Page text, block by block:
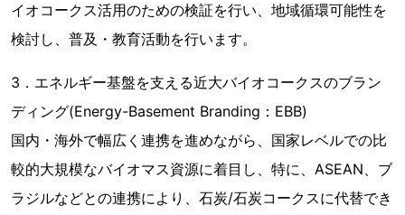
イオコークス活用のための検証を行い、地域循環可能性を
検討し、普及・教育活動を行います。
3．エネルギー基盤を支える近大バイオコークスのブラン
ディング(Energy-Basement Branding：EBB)
国内・海外で幅広く連携を進めながら、国家レベルでの比
較的大規模なバイオマス資源に着目し、特に、ASEAN、ブ
ラジルなどとの連携により、石炭/石炭コークスに代替でき